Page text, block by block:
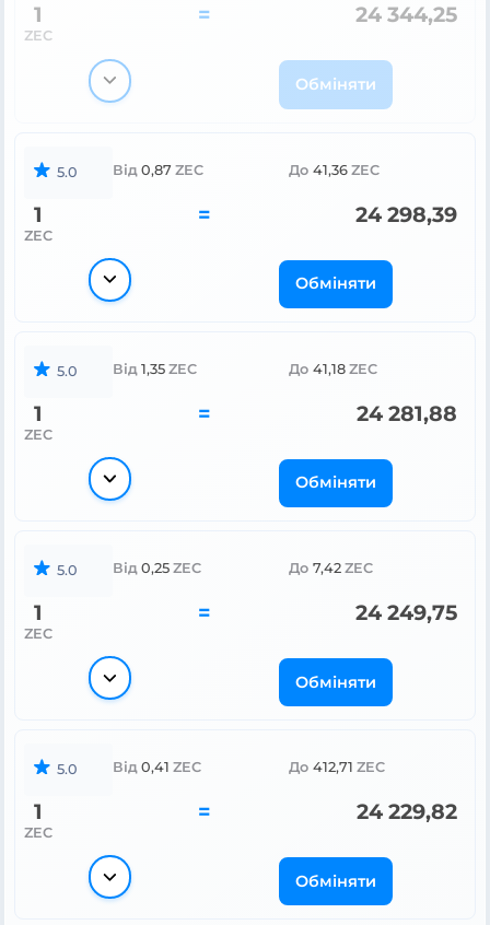
1
ZEC
= 24 344,25
Обміняти
5.0 Від 0,87 ZEC До 41,36 ZEC
1
ZEC
= 24 298,39
Обміняти
5.0 Від 1,35 ZEC До 41,18 ZEC
1
ZEC
= 24 281,88
Обміняти
5.0 Від 0,25 ZEC До 7,42 ZEC
1
ZEC
= 24 249,75
Обміняти
5.0 Від 0,41 ZEC До 412,71 ZEC
1
ZEC
= 24 229,82
Обміняти